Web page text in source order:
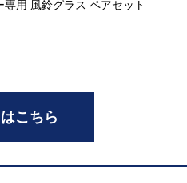
専用 風鈴グラス ペアセット
こちら